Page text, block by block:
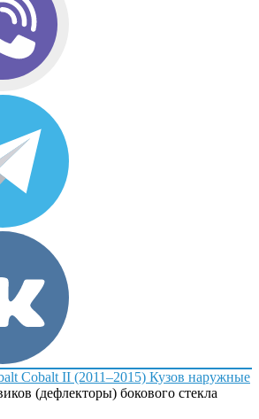
Cobalt II (2011–2015) Кузов наружные
(дефлекторы) бокового стекла